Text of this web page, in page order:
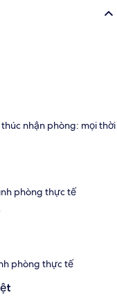
nhận phòng: mọi thời
phòng thực tế
phòng thực tế